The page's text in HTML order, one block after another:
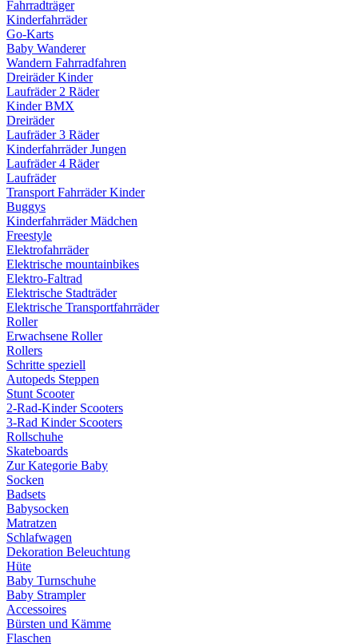
Fahrradträger
Kinderfahrräder
Go-Karts
Baby Wanderer
Wandern Fahrradfahren
Dreiräder Kinder
Laufräder 2 Räder
Kinder BMX
Dreiräder
Laufräder 3 Räder
Kinderfahrräder Jungen
Laufräder 4 Räder
Laufräder
Transport Fahrräder Kinder
Buggys
Kinderfahrräder Mädchen
Freestyle
Elektrofahrräder
Elektrische mountainbikes
Elektro-Faltrad
Elektrische Stadträder
Elektrische Transportfahrräder
Roller
Erwachsene Roller
Rollers
Schritte speziell
Autopeds Steppen
Stunt Scooter
2-Rad-Kinder Scooters
3-Rad Kinder Scooters
Rollschuhe
Skateboards
Zur Kategorie Baby
Socken
Badsets
Babysocken
Matratzen
Schlafwagen
Dekoration Beleuchtung
Hüte
Baby Turnschuhe
Baby Strampler
Accessoires
Bürsten und Kämme
Flaschen